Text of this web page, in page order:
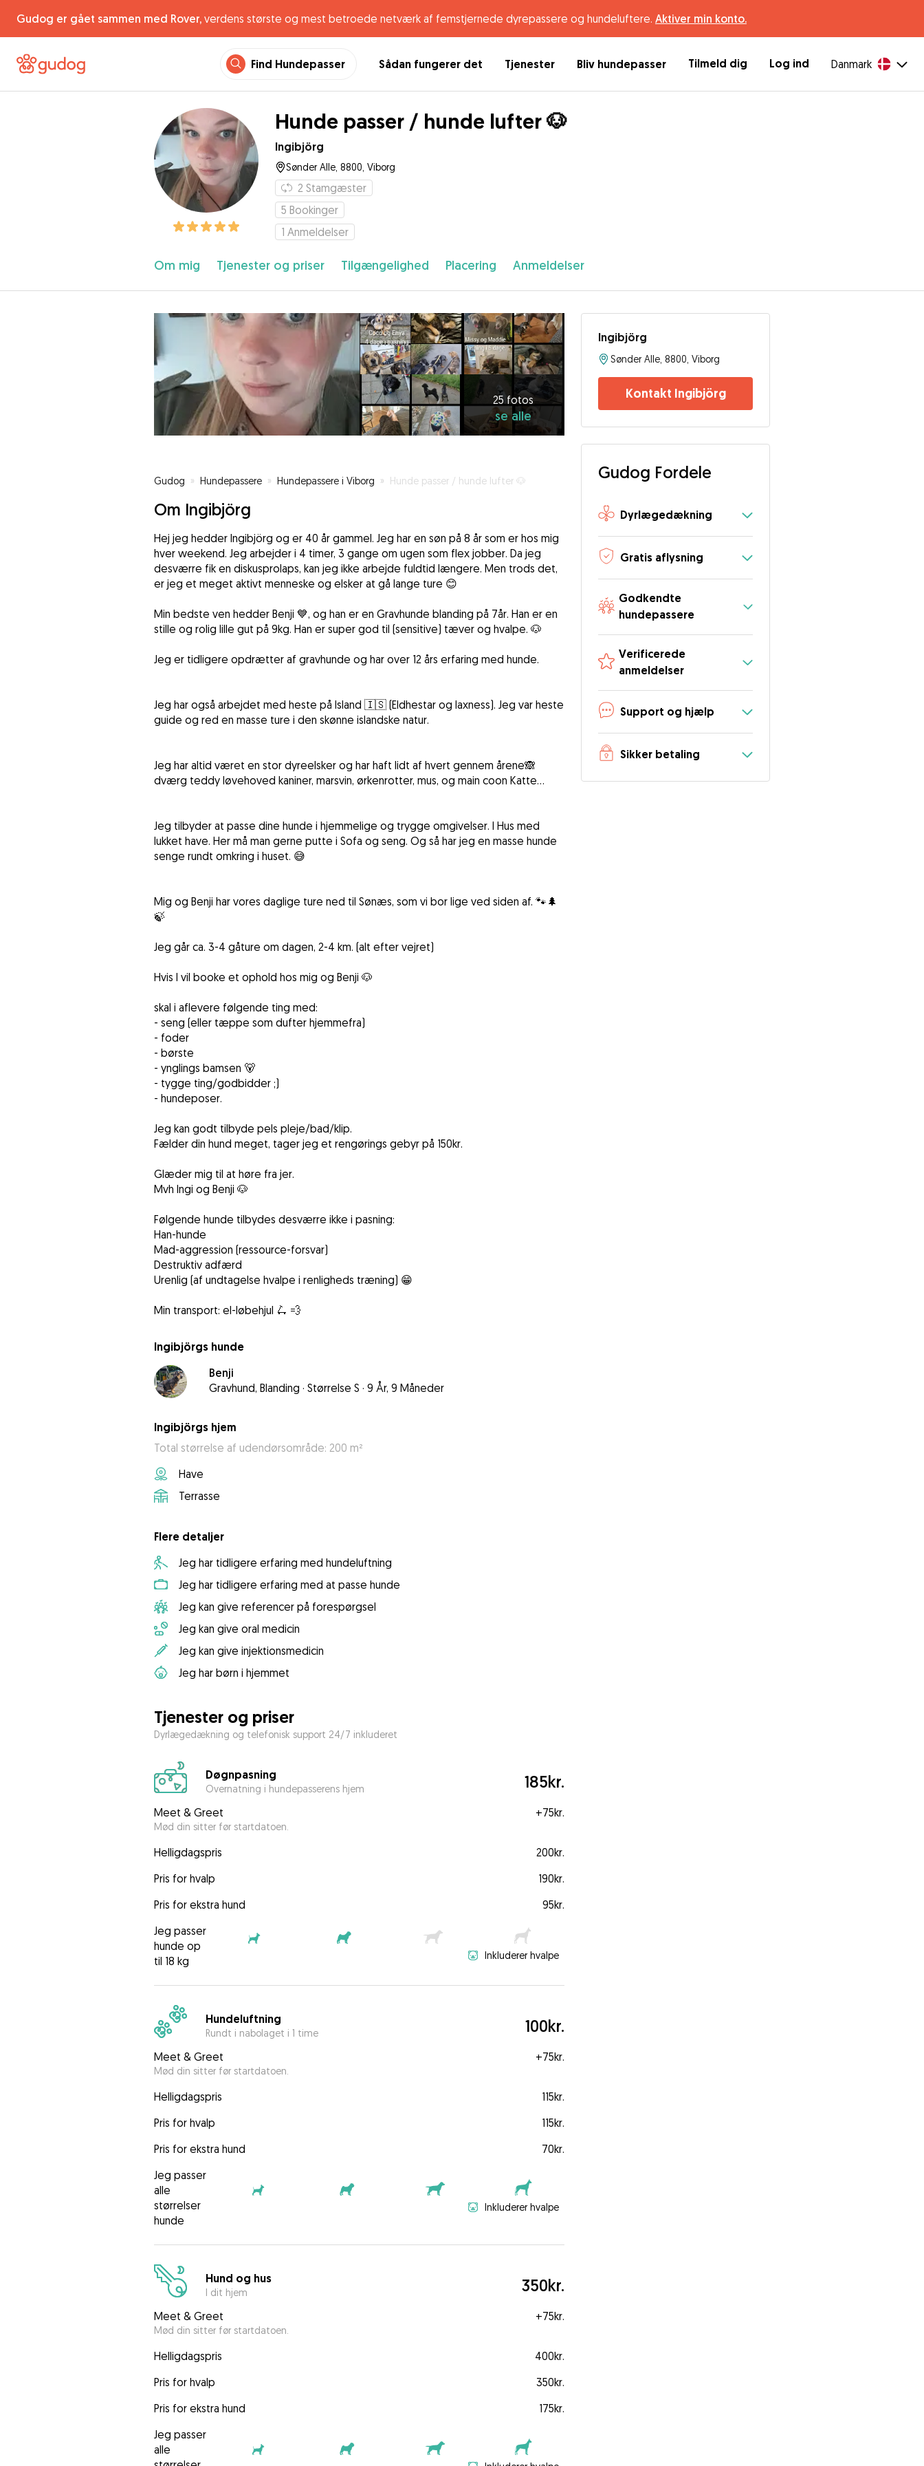
Gudog er gået sammen med Rover, verdens største og mest betroede netværk af femstjernede dyrepassere og hundeluftere. Aktiver min konto.
Find Hundepasser Sådan fungerer det Tjenester Bliv hundepasser Tilmeld dig Log ind Danmark
Hunde passer / hunde lufter 🐶
Ingibjörg
Sønder Alle, 8800, Viborg
2 Stamgæster
5 Bookinger
1 Anmeldelser
Om mig Tjenester og priser Tilgængelighed Placering Anmeldelser
25 fotos
se alle
Gudog » Hundepassere » Hundepassere i Viborg » Hunde passer / hunde lufter 🐶
Om Ingibjörg
Hej jeg hedder Ingibjörg og er 40 år gammel. Jeg har en søn på 8 år som er hos mig
hver weekend. Jeg arbejder i 4 timer, 3 gange om ugen som flex jobber. Da jeg
desværre fik en diskusprolaps, kan jeg ikke arbejde fuldtid længere. Men trods det,
er jeg et meget aktivt menneske og elsker at gå lange ture 😊
Min bedste ven hedder Benji 💙, og han er en Gravhunde blanding på 7år. Han er en
stille og rolig lille gut på 9kg. Han er super god til (sensitive) tæver og hvalpe. 🐶
Jeg er tidligere opdrætter af gravhunde og har over 12 års erfaring med hunde.
Jeg har også arbejdet med heste på Island 🇮🇸 (Eldhestar og laxness). Jeg var heste
guide og red en masse ture i den skønne islandske natur.
Jeg har altid været en stor dyreelsker og har haft lidt af hvert gennem årene🙈
dværg teddy løvehoved kaniner, marsvin, ørkenrotter, mus, og main coon Katte...
Jeg tilbyder at passe dine hunde i hjemmelige og trygge omgivelser. I Hus med
lukket have. Her må man gerne putte i Sofa og seng. Og så har jeg en masse hunde
senge rundt omkring i huset. 😅
Mig og Benji har vores daglige ture ned til Sønæs, som vi bor lige ved siden af. 🐾🌲
🍃
Jeg går ca. 3-4 gåture om dagen, 2-4 km. (alt efter vejret)
Hvis I vil booke et ophold hos mig og Benji 🐶
skal i aflevere følgende ting med:
- seng (eller tæppe som dufter hjemmefra)
- foder
- børste
- ynglings bamsen 🐻
- tygge ting/godbidder ;)
- hundeposer.
Jeg kan godt tilbyde pels pleje/bad/klip.
Fælder din hund meget, tager jeg et rengørings gebyr på 150kr.
Glæder mig til at høre fra jer.
Mvh Ingi og Benji 🐶
Følgende hunde tilbydes desværre ikke i pasning:
Han-hunde
Mad-aggression (ressource-forsvar)
Destruktiv adfærd
Urenlig (af undtagelse hvalpe i renligheds træning) 😁
Ingibjörgs hunde
Benji
Gravhund, Blanding · Størrelse S · 9 År, 9 Måneder
Ingibjörgs hjem
Total størrelse af udendørsområde: 200 m²
Have
Terrasse
Flere detaljer
Jeg har tidligere erfaring med hundeluftning
Jeg har tidligere erfaring med at passe hunde
Jeg kan give referencer på forespørgsel
Jeg kan give oral medicin
Jeg kan give injektionsmedicin
Jeg har børn i hjemmet
Tjenester og priser
Dyrlægedækning og telefonisk support 24/7 inkluderet
Døgnpasning
Overnatning i hundepasserens hjem 185kr.
Meet & Greet
Mød din sitter før startdatoen.
+75kr.
Helligdagspris
200kr.
Pris for hvalp
190kr.
Pris for ekstra hund
95kr.
Jeg passer
hunde op
til 18 kg
Inkluderer hvalpe
Hundeluftning
Rundt i nabolaget i 1 time 100kr.
Meet & Greet
Mød din sitter før startdatoen.
+75kr.
Helligdagspris
115kr.
Pris for hvalp
115kr.
Pris for ekstra hund
70kr.
Jeg passer
alle
størrelser
hunde
Inkluderer hvalpe
Hund og hus
I dit hjem 350kr.
Meet & Greet
Mød din sitter før startdatoen.
+75kr.
Helligdagspris
400kr.
Pris for hvalp
350kr.
Pris for ekstra hund
175kr.
Jeg passer
alle
Ingibjörg
Sønder Alle, 8800, Viborg
Kontakt Ingibjörg
Gudog Fordele
Dyrlægedækning
Gratis aflysning
Godkendte
hundepassere
Verificerede
anmeldelser
Support og hjælp
Sikker betaling